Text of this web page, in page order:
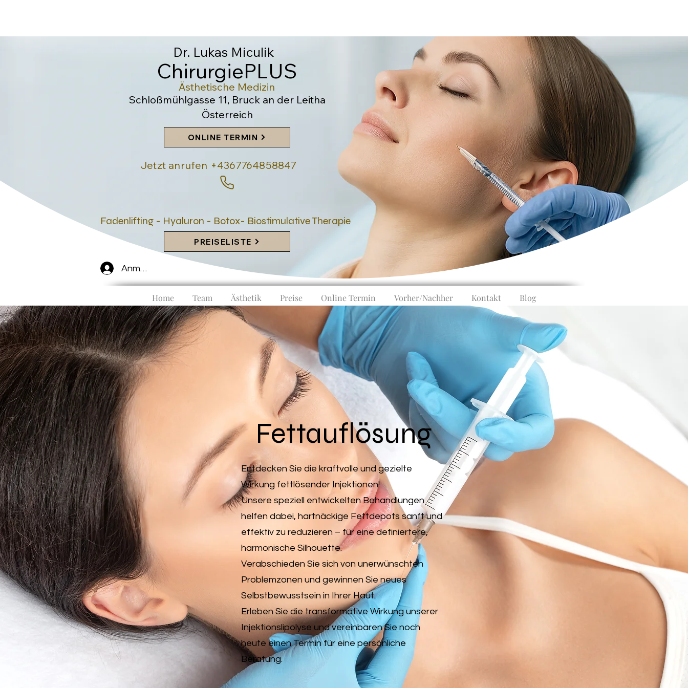
Dr. Lukas Miculik
ChirurgiePLUS
Ästhetische Medizin
Schloßmühlgasse 11, Bruck an der Leitha
Österreich
ONLINE TERMIN
Jetzt anrufen +4367764858847
Fadenlifting - Hyaluron - Botox- Biostimulative Therapie
PREISELISTE
Anmelden
Home Team Ästhetik Preise Online Termin Vorher/Nachher Kontakt Blog
Fettauflösung
Entdecken Sie die kraftvolle und gezielte
Wirkung fettlösender Injektionen!
Unsere speziell entwickelten Behandlungen
helfen dabei, hartnäckige Fettdepots sanft und
effektiv zu reduzieren – für eine definiertere,
harmonische Silhouette.
Verabschieden Sie sich von unerwünschten
Problemzonen und gewinnen Sie neues
Selbstbewusstsein in Ihrer Haut.
Erleben Sie die transformative Wirkung unserer
Injektionslipolyse und vereinbaren Sie noch
heute einen Termin für eine persönliche
Beratung.